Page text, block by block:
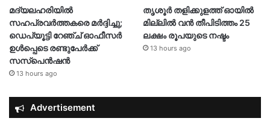
മദ്യലഹരിയിൽ
സഹപ്രവർത്തകരെ മർദ്ദിച്ചു;
ഡെപ്യൂട്ടി റേഞ്ച് ഓഫീസർ
ഉൾപ്പെടെ രണ്ടുപേർക്ക്
സസ്‌പെൻഷൻ
13 hours ago
തൃശൂര്‍ തളിക്കുളത്ത് ഓയില്‍
മില്ലില്‍ വൻ തീപിടിത്തം 25
ലക്ഷം രൂപയുടെ നഷ്ടം
13 hours ago
Advertisement